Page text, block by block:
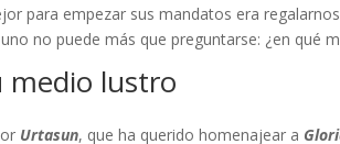
para empezar sus mandatos era
no puede más que preguntarse: ¿en qué
medio lustro
Urtasun, que ha querido homenajear a